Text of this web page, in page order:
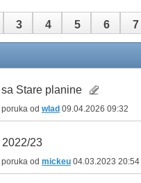
3 4 5 6 7
Stare planine
od wlad 09.04.2026 09:32
23
od mickeu 04.03.2023 20:54